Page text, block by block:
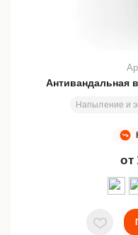
Антивандальная
Напыление и
от
В